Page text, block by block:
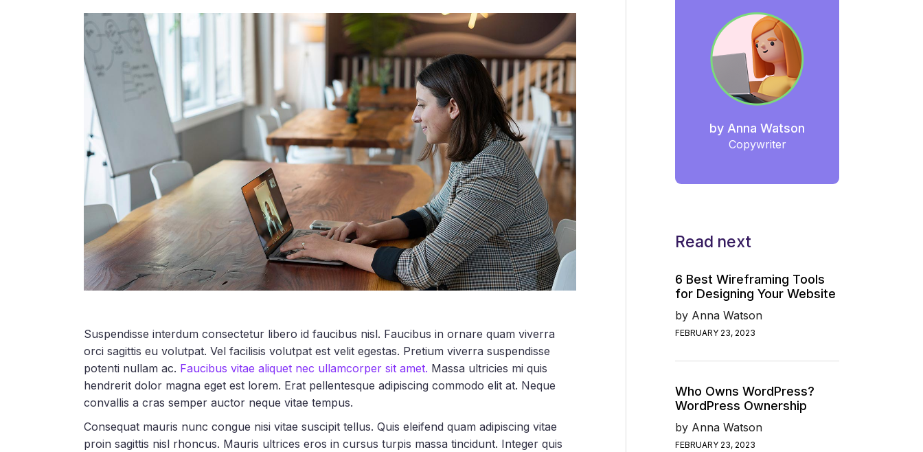
Get In Touch
Contact Us
Coming Soon
Error Page
Suspendisse interdum consectetur libero id faucibus nisl. Faucibus in ornare quam viverra
orci sagittis eu volutpat. Vel facilisis volutpat est velit egestas. Pretium viverra suspendisse
potenti nullam ac. Faucibus vitae aliquet nec ullamcorper sit amet. Massa ultricies mi quis
hendrerit dolor magna eget est lorem. Erat pellentesque adipiscing commodo elit at. Neque
convallis a cras semper auctor neque vitae tempus.
Consequat mauris nunc congue nisi vitae suscipit tellus. Quis eleifend quam adipiscing vitae
proin sagittis nisl rhoncus. Mauris ultrices eros in cursus turpis massa tincidunt. Integer quis
by Anna Watson
Copywriter
Read next
6 Best Wireframing Tools
for Designing Your Website
by Anna Watson
FEBRUARY 23, 2023
Who Owns WordPress?
WordPress Ownership
by Anna Watson
FEBRUARY 23, 2023